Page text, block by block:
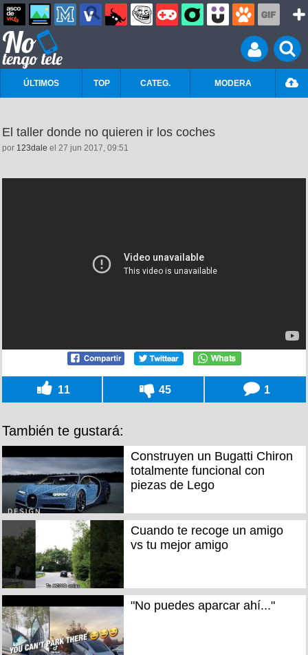
ÚLTIMOS TOP CATEG. MODERA
El taller donde no quieren ir los coches
por 123dale el 27 jun 2017, 09:51
11 45 1
También te gustará:
Construyen un Bugatti Chiron
totalmente funcional con
piezas de Lego
Cuando te recoge un amigo
vs tu mejor amigo
"No puedes aparcar ahí..."